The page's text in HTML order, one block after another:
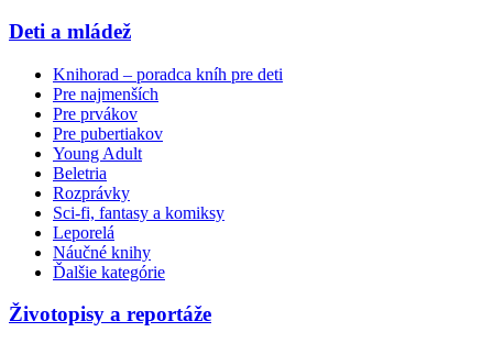
Deti a mládež
Knihorad – poradca kníh pre deti
Pre najmenších
Pre prvákov
Pre pubertiakov
Young Adult
Beletria
Rozprávky
Sci-fi, fantasy a komiksy
Leporelá
Náučné knihy
Ďalšie kategórie
Životopisy a reportáže